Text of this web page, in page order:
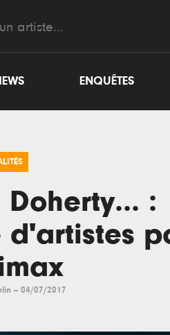
ENQUÊTES
Doherty... :
d'artistes
-- 04/07/2017